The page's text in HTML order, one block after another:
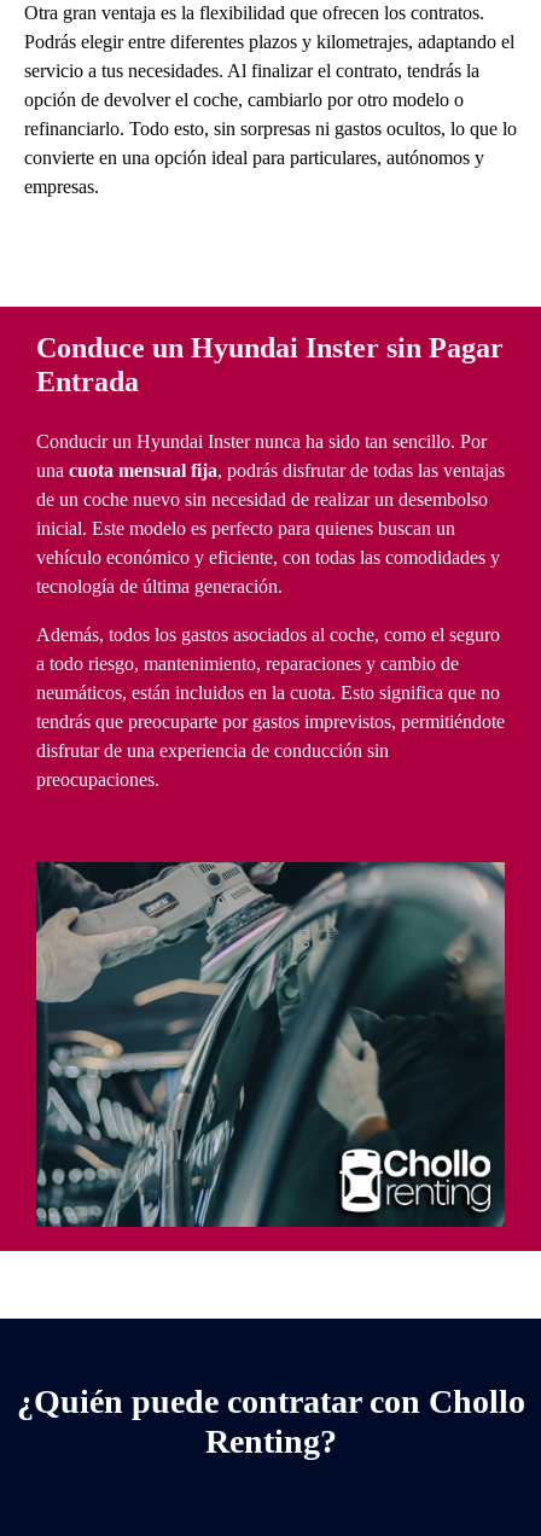
Otra gran ventaja es la flexibilidad que ofrecen los contratos.
Podrás elegir entre diferentes plazos y kilometrajes, adaptando el
servicio a tus necesidades. Al finalizar el contrato, tendrás la
opción de devolver el coche, cambiarlo por otro modelo o
refinanciarlo. Todo esto, sin sorpresas ni gastos ocultos, lo que lo
convierte en una opción ideal para particulares, autónomos y
empresas.
Conduce un Hyundai Inster sin Pagar
Entrada
Conducir un Hyundai Inster nunca ha sido tan sencillo. Por
una cuota mensual fija, podrás disfrutar de todas las ventajas
de un coche nuevo sin necesidad de realizar un desembolso
inicial. Este modelo es perfecto para quienes buscan un
vehículo económico y eficiente, con todas las comodidades y
tecnología de última generación.
Además, todos los gastos asociados al coche, como el seguro
a todo riesgo, mantenimiento, reparaciones y cambio de
neumáticos, están incluidos en la cuota. Esto significa que no
tendrás que preocuparte por gastos imprevistos, permitiéndote
disfrutar de una experiencia de conducción sin
preocupaciones.
¿Quién puede contratar con Chollo
Renting?